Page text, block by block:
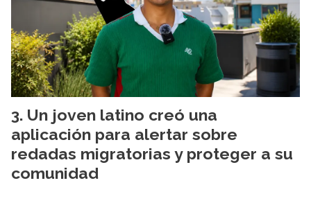
Un joven latino creó una
aplicación para alertar sobre
redadas migratorias y proteger a su
comunidad